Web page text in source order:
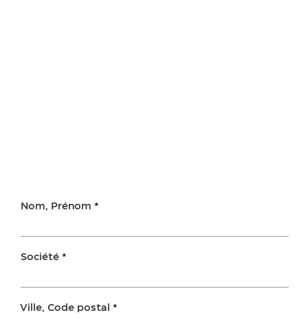
Nom, Prénom
Société
Ville, Code postal